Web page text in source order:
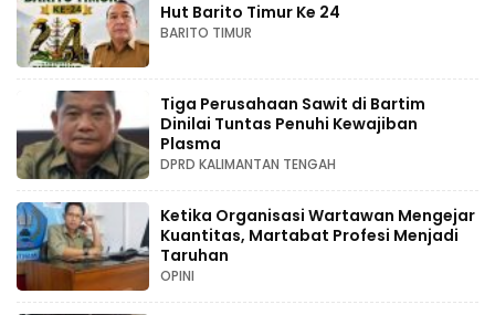
Hut Barito Timur Ke 24
BARITO TIMUR
Tiga Perusahaan Sawit di Bartim
Dinilai Tuntas Penuhi Kewajiban
Plasma
DPRD KALIMANTAN TENGAH
Ketika Organisasi Wartawan Mengejar
Kuantitas, Martabat Profesi Menjadi
Taruhan
OPINI